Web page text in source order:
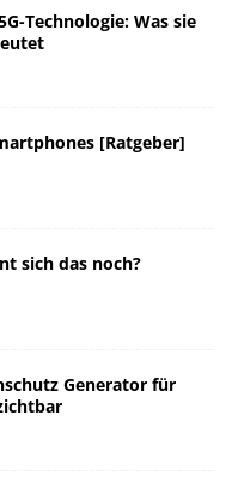
Technologie: Was sie
[Ratgeber]
sich das noch?
Generator für